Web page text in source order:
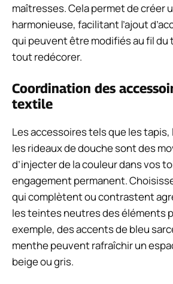
maîtresses. Cela permet de créer
harmonieuse, facilitant l’ajout
qui peuvent être modifiés au fil du
tout redécorer.
Coordination des
textile
Les accessoires tels que les
les rideaux de douche sont des
d’injecter de la couleur dans vos
engagement permanent.
qui complètent ou contrastent
les teintes neutres des éléments
exemple, des accents de bleu
menthe peuvent rafraîchir un
beige ou gris.